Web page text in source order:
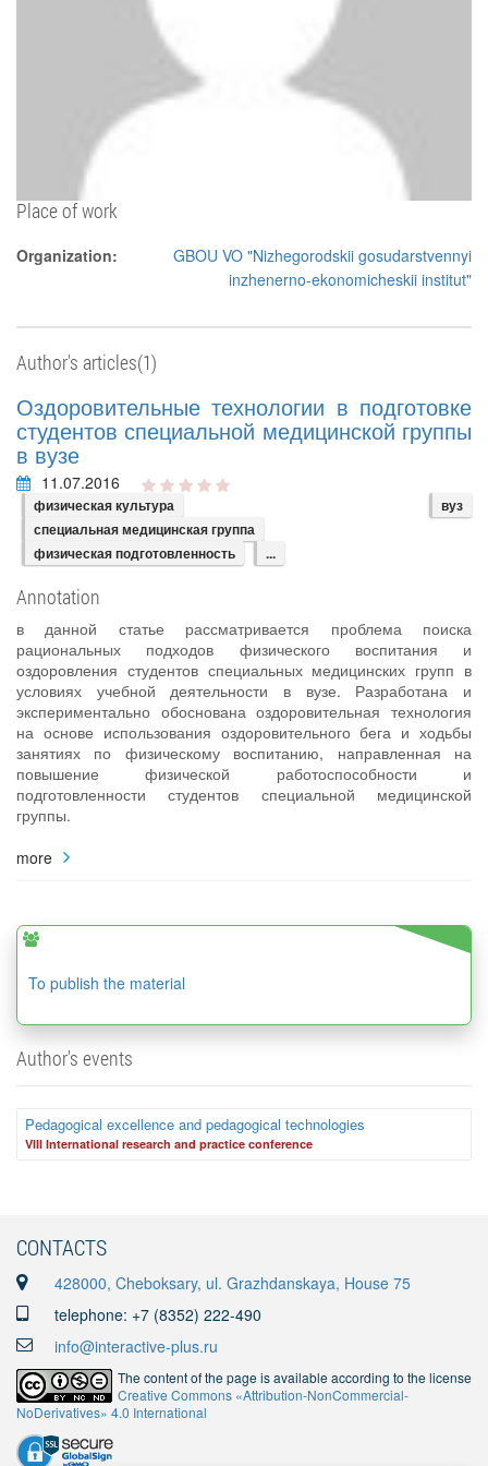
Place of work
Organization:
GBOU VO "Nizhegorodskii gosudarstvennyi
inzhenerno-ekonomicheskii institut"
Author's articles(1)
Оздоровительные технологии в подготовке
студентов специальной медицинской группы
в вузе
11.07.2016
физическая культура
вуз
специальная медицинская группа
физическая подготовленность
...
Annotation
в данной статье рассматривается проблема поиска
рациональных подходов физического воспитания и
оздоровления студентов специальных медицинских групп в
условиях учебной деятельности в вузе. Разработана и
экспериментально обоснована оздоровительная технология
на основе использования оздоровительного бега и ходьбы
занятиях по физическому воспитанию, направленная на
повышение физической работоспособности и
подготовленности студентов специальной медицинской
группы.
more
To publish the material
Author's events
Pedagogical excellence and pedagogical technologies
VIII International research and practice conference
CONTACTS
428000, Cheboksary, ul. Grazhdanskaya, House 75
telephone: +7 (8352) 222-490
info@interactive-plus.ru
The content of the page is available according to the license
Creative Commons «Attribution-NonCommercial-
NoDerivatives» 4.0 International